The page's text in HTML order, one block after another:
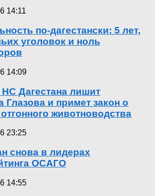
14:11
по-дагестански: 5 лет,
уголовок и ноль
14:09
Дагестана лишит
Глазова и примет закон о
животноводства
23:25
снова в лидерах
ОСАГО
14:55